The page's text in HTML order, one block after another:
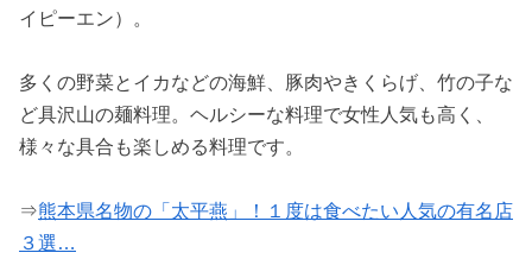
イピーエン）。
多くの野菜とイカなどの海鮮、豚肉やきくらげ、竹の子な
ど具沢山の麺料理。ヘルシーな料理で女性人気も高く、
様々な具合も楽しめる料理です。
⇒熊本県名物の「太平燕」！１度は食べたい人気の有名店
３選…